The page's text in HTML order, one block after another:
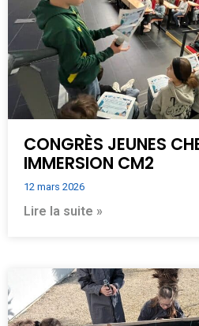
CONGRÈS JEUNES
IMMERSION CM2
12 mars 2026
Lire la suite »